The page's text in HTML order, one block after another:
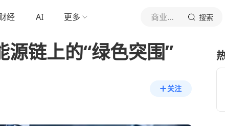
经 AI 更多 商业观察杂志社 搜索
链上的“绿色突围”
关注